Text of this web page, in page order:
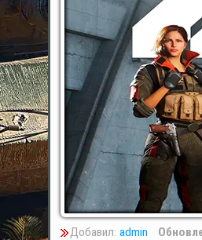
Добавил: admin